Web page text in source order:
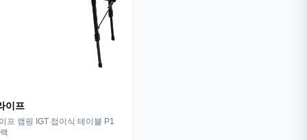
이프
프 캠핑 IGT 접이식 테이블 P1